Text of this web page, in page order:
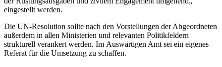
eingestellt werden.
Die UN-Resolution sollte nach den Vorstellungen der Abgeordneten
außerdem in allen Ministerien und relevanten Politikfeldern
strukturell verankert werden. Im Auswärtigen Amt sei ein eigenes
Referat für die Umsetzung zu schaffen.